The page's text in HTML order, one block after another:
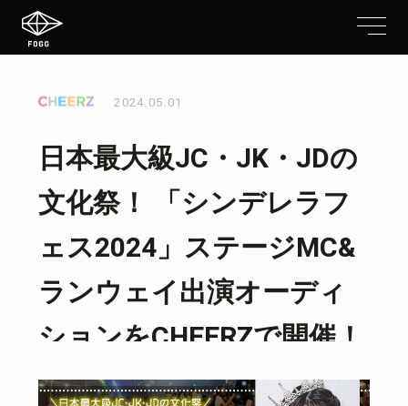
2024.05.01
日本最大級JC・JK・JDの
文化祭！ 「シンデレラフ
ェス2024」ステージMC&
ランウェイ出演オーディ
ションをCHEERZで開催！